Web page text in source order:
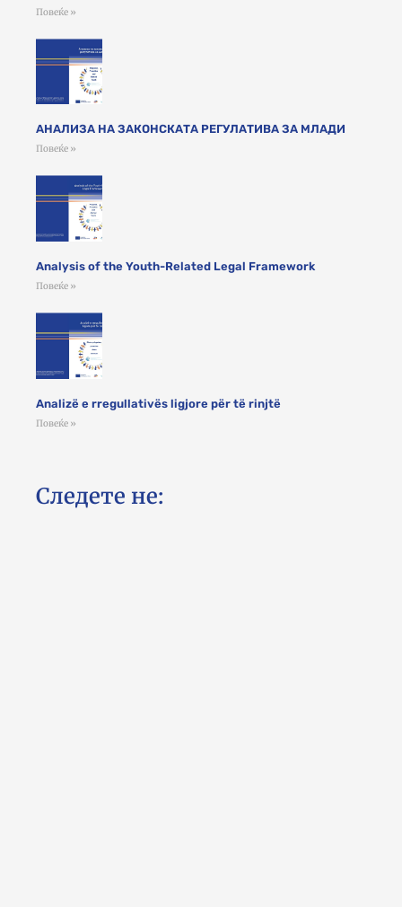
Повеќе »
АНАЛИЗА НА ЗАКОНСКАТА РЕГУЛАТИВА ЗА МЛАДИ
Повеќе »
Analysis of the Youth-Related Legal Framework
Повеќе »
Analizë e rregullativës ligjore për të rinjtë
Повеќе »
Следете не: